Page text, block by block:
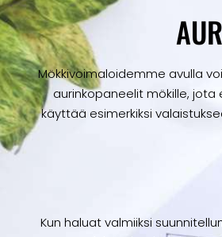
Mökkivoimaloidemme avulla
aurinkopaneelit mökille,
käyttää esimerkiksi
Kun haluat valmiiksi